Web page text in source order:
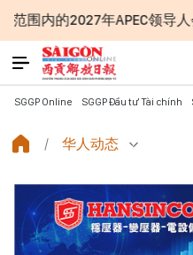
领导人会议配套服务项
SGGP Online SGGP Đầu tư Tài chính
华人动态